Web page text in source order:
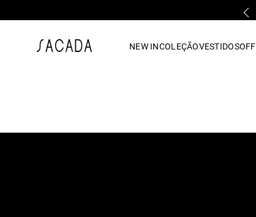
NEW INCOLEÇÃOVESTIDOSOFF
vestido midi
7º macacão